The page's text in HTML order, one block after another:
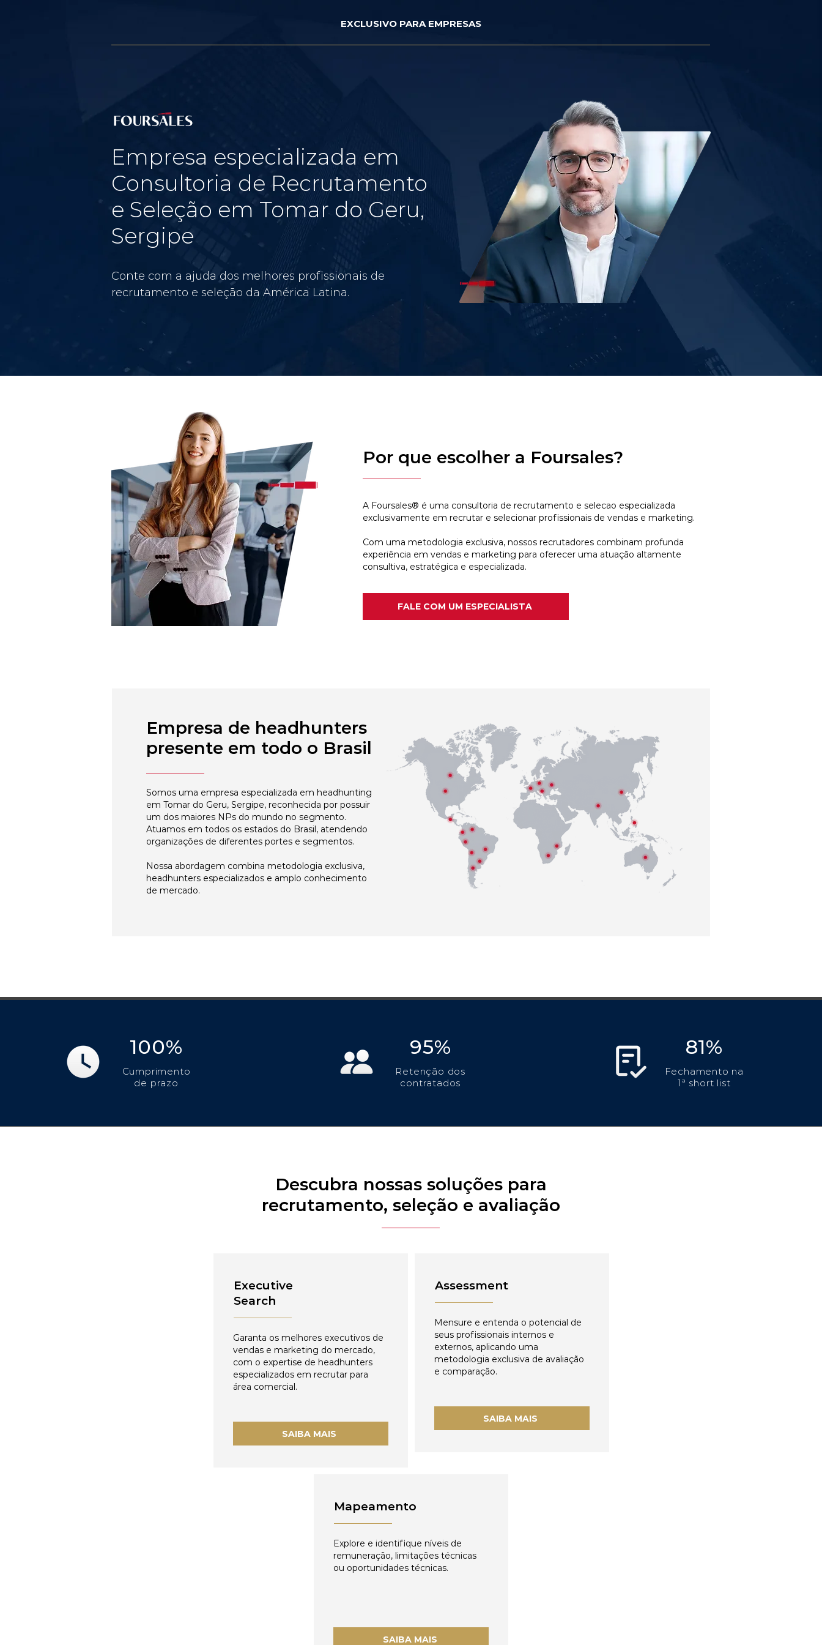
EXCLUSIVO PARA EMPRESAS
Empresa especializada em
Consultoria de Recrutamento
e Seleção em Tomar do Geru,
Sergipe
Conte com a ajuda dos melhores profissionais de
recrutamento e seleção da América Latina.
Por que escolher a Foursales?
A Foursales® é uma consultoria de recrutamento e selecao especializada
exclusivamente em recrutar e selecionar profissionais de vendas e marketing.
Com uma metodologia exclusiva, nossos recrutadores combinam profunda
experiência em vendas e marketing para oferecer uma atuação altamente
consultiva, estratégica e especializada.
FALE COM UM ESPECIALISTA
Empresa de headhunters
presente em todo o Brasil
Somos uma empresa especializada em headhunting
em Tomar do Geru, Sergipe, reconhecida por possuir
um dos maiores NPs do mundo no segmento.
Atuamos em todos os estados do Brasil, atendendo
organizações de diferentes portes e segmentos.
Nossa abordagem combina metodologia exclusiva,
headhunters especializados e amplo conhecimento
de mercado.
100%
Cumprimento
de prazo
95%
Retenção dos
contratados
81%
Fechamento na
1ª short list
Descubra nossas soluções para
recrutamento, seleção e avaliação
Executive
Search
Garanta os melhores executivos de
vendas e marketing do mercado,
com o expertise de headhunters
especializados em recrutar para
área comercial.
SAIBA MAIS
Assessment
Mensure e entenda o potencial de
seus profissionais internos e
externos, aplicando uma
metodologia exclusiva de avaliação
e comparação.
SAIBA MAIS
Mapeamento
Explore e identifique níveis de
remuneração, limitações técnicas
ou oportunidades técnicas.
SAIBA MAIS